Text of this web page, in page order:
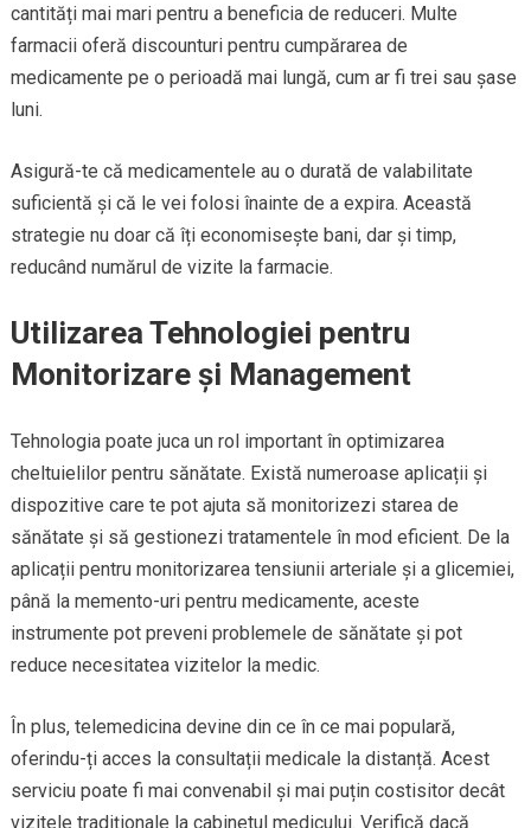
cantități mai mari pentru a beneficia de reduceri. Multe
farmacii oferă discounturi pentru cumpărarea de
medicamente pe o perioadă mai lungă, cum ar fi trei sau șase
luni.
Asigură-te că medicamentele au o durată de valabilitate
suficientă și că le vei folosi înainte de a expira. Această
strategie nu doar că îți economisește bani, dar și timp,
reducând numărul de vizite la farmacie.
Utilizarea Tehnologiei pentru
Monitorizare și Management
Tehnologia poate juca un rol important în optimizarea
cheltuielilor pentru sănătate. Există numeroase aplicații și
dispozitive care te pot ajuta să monitorizezi starea de
sănătate și să gestionezi tratamentele în mod eficient. De la
aplicații pentru monitorizarea tensiunii arteriale și a glicemiei,
până la memento-uri pentru medicamente, aceste
instrumente pot preveni problemele de sănătate și pot
reduce necesitatea vizitelor la medic.
În plus, telemedicina devine din ce în ce mai populară,
oferindu-ți acces la consultații medicale la distanță. Acest
serviciu poate fi mai convenabil și mai puțin costisitor decât
vizitele tradiționale la cabinetul medicului. Verifică dacă